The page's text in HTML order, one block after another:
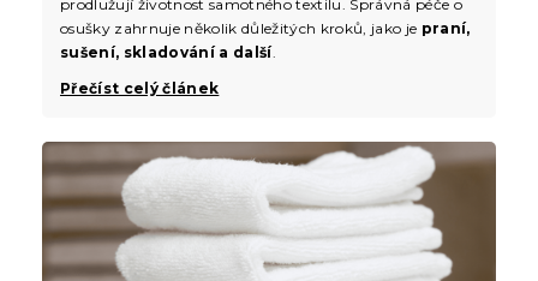
prodlužují životnost samotného textilu. Správná péče o
osušky zahrnuje několik důležitých kroků, jako je praní,
sušení, skladování a další.
Přečíst celý článek